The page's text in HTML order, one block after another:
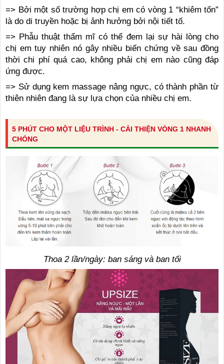
=> Bởi một số trường hợp chị em có vòng 1 “khiêm tốn”
là do di truyền hoặc bị ảnh hưởng bởi nội tiết tố.
=> Phẫu thuật thẩm mĩ có thể đem lại sự hài lòng cho
chị em tuy nhiên nó gây nhiều biến chứng về sau đồng
thời chi phí quá cao, không phải chị em nào cũng đáp
ứng được.
=> Sử dụng kem massage nâng ngực, có thành phần từ
thiên nhiên đang là sự lựa chọn của nhiều chị em.
5 PHÚT CHO MỘT LIỆU TRÌNH - CẢI THIỆN VÒNG 1 NHANH
CHÓNG
Thoa 2 lần/ngày: ban sáng và ban tối